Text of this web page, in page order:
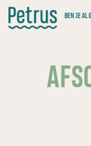
Doorgaan
naar
hoofdinhoud
BEN JE AL